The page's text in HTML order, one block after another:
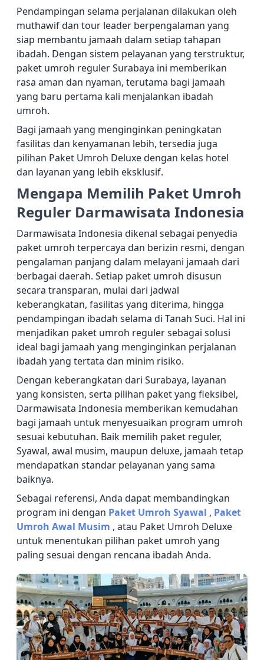
Pendampingan selama perjalanan dilakukan oleh
muthawif dan tour leader berpengalaman yang
siap membantu jamaah dalam setiap tahapan
ibadah. Dengan sistem pelayanan yang terstruktur,
paket umroh reguler Surabaya ini memberikan
rasa aman dan nyaman, terutama bagi jamaah
yang baru pertama kali menjalankan ibadah
umroh.
Bagi jamaah yang menginginkan peningkatan
fasilitas dan kenyamanan lebih, tersedia juga
pilihan Paket Umroh Deluxe dengan kelas hotel
dan layanan yang lebih eksklusif.
Mengapa Memilih Paket Umroh
Reguler Darmawisata Indonesia
Darmawisata Indonesia dikenal sebagai penyedia
paket umroh terpercaya dan berizin resmi, dengan
pengalaman panjang dalam melayani jamaah dari
berbagai daerah. Setiap paket umroh disusun
secara transparan, mulai dari jadwal
keberangkatan, fasilitas yang diterima, hingga
pendampingan ibadah selama di Tanah Suci. Hal ini
menjadikan paket umroh reguler sebagai solusi
ideal bagi jamaah yang menginginkan perjalanan
ibadah yang tertata dan minim risiko.
Dengan keberangkatan dari Surabaya, layanan
yang konsisten, serta pilihan paket yang fleksibel,
Darmawisata Indonesia memberikan kemudahan
bagi jamaah untuk menyesuaikan program umroh
sesuai kebutuhan. Baik memilih paket reguler,
Syawal, awal musim, maupun deluxe, jamaah tetap
mendapatkan standar pelayanan yang sama
baiknya.
Sebagai referensi, Anda dapat membandingkan
program ini dengan Paket Umroh Syawal , Paket
Umroh Awal Musim , atau Paket Umroh Deluxe
untuk menentukan pilihan paket umroh yang
paling sesuai dengan rencana ibadah Anda.